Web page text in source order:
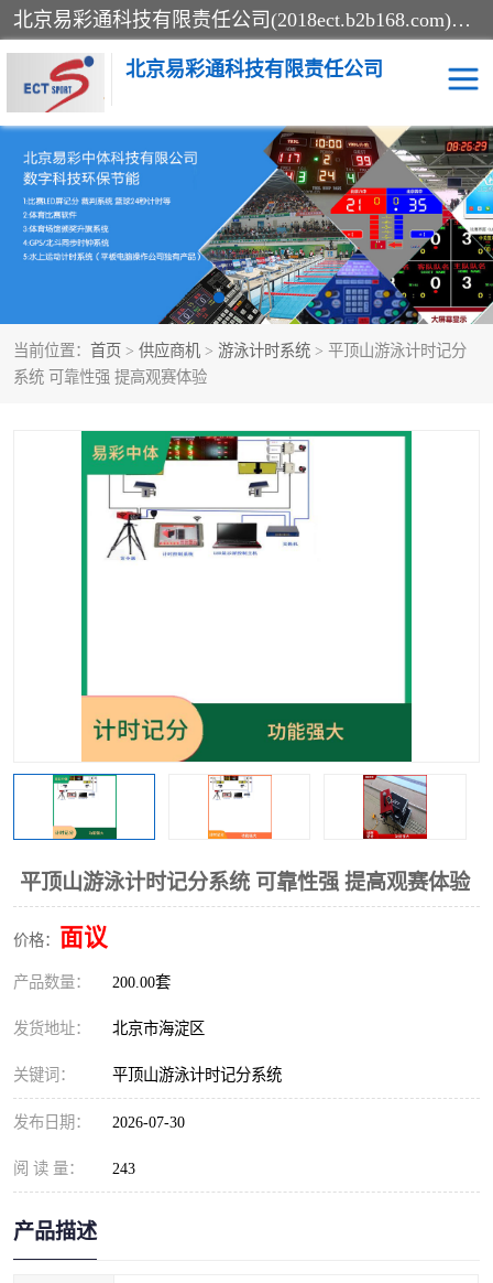
北京易彩通科技有限责任公司(2018ect.b2b168.com)主要提供陕西计时记分系统，全国统一热线：15611947915.北京易彩通科技有限责任公司有一支长期从事智能控制系统研发的高素质的队伍，具有嵌入式系统，视频系统、通信系统、网络系统，体育计时系统的知识和技能。强力打造体育比赛计时计分系统、智能升降旗系统、标准时钟系统、赛事编排及信息发布系统，为用户提供较新的，较廉价的，应用解决方案。
北京易彩通科技有限责任公司
当前位置： 首页 > 供应商机 > 游泳计时系统 > 平顶山游泳计时记分
系统 可靠性强 提高观赛体验
平顶山游泳计时记分系统 可靠性强 提高观赛体验
价格： 面议
产品数量： 200.00套
发货地址： 北京市海淀区
关键词： 平顶山游泳计时记分系统
发布日期： 2026-07-30
阅 读 量： 243
产品描述
记分系统 游泳计时系统
智能颁奖旗系统 GPS同步时钟系统
计时计分及成绩处理系统 计时记分系统
体育场馆影像采集回放系 游泳馆水下摄影采集救生